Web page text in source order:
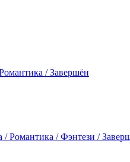
/ Завершён
Романтика / Фэнтези /